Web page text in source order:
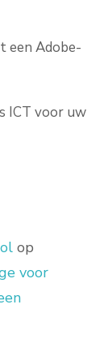
een Adobe-
ICT voor uw
op
voor